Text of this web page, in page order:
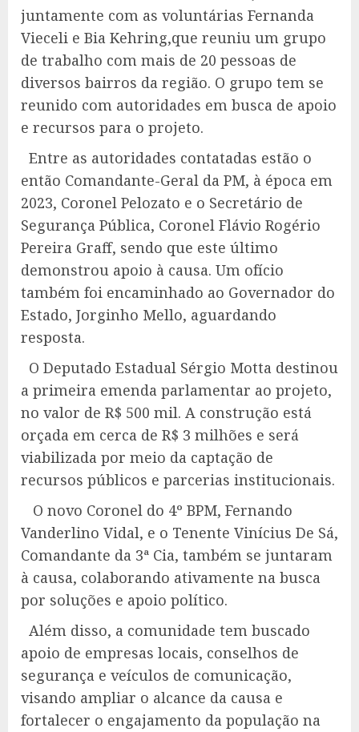
juntamente com as voluntárias Fernanda
Vieceli e Bia Kehring,que reuniu um grupo
de trabalho com mais de 20 pessoas de
diversos bairros da região. O grupo tem se
reunido com autoridades em busca de apoio
e recursos para o projeto.
Entre as autoridades contatadas estão o
então Comandante-Geral da PM, à época em
2023, Coronel Pelozato e o Secretário de
Segurança Pública, Coronel Flávio Rogério
Pereira Graff, sendo que este último
demonstrou apoio à causa. Um ofício
também foi encaminhado ao Governador do
Estado, Jorginho Mello, aguardando
resposta.
O Deputado Estadual Sérgio Motta destinou
a primeira emenda parlamentar ao projeto,
no valor de R$ 500 mil. A construção está
orçada em cerca de R$ 3 milhões e será
viabilizada por meio da captação de
recursos públicos e parcerias institucionais.
O novo Coronel do 4º BPM, Fernando
Vanderlino Vidal, e o Tenente Vinícius De Sá,
Comandante da 3ª Cia, também se juntaram
à causa, colaborando ativamente na busca
por soluções e apoio político.
Além disso, a comunidade tem buscado
apoio de empresas locais, conselhos de
segurança e veículos de comunicação,
visando ampliar o alcance da causa e
fortalecer o engajamento da população na